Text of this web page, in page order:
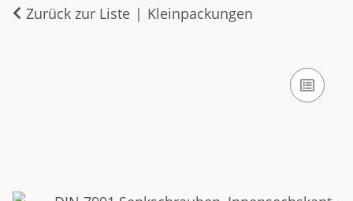
Zurück zur Liste Kleinpackungen